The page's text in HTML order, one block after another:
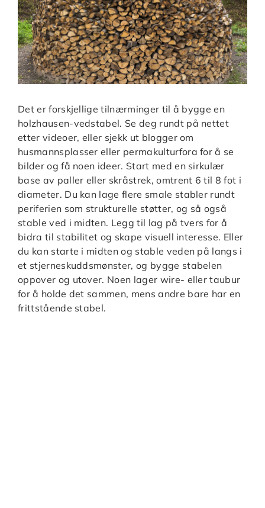
Det er forskjellige tilnærminger til å bygge en
holzhausen-vedstabel. Se deg rundt på nettet
etter videoer, eller sjekk ut blogger om
husmannsplasser eller permakulturfora for å se
bilder og få noen ideer. Start med en sirkulær
base av paller eller skråstrek, omtrent 6 til 8 fot i
diameter. Du kan lage flere smale stabler rundt
periferien som strukturelle støtter, og så også
stable ved i midten. Legg til lag på tvers for å
bidra til stabilitet og skape visuell interesse. Eller
du kan starte i midten og stable veden på langs i
et stjerneskuddsmønster, og bygge stabelen
oppover og utover. Noen lager wire- eller taubur
for å holde det sammen, mens andre bare har en
frittstående stabel.